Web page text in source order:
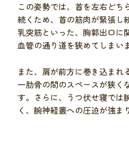
この姿勢では、首を左右どち
続くため、首の筋肉が緊張し
乳突筋といった、胸郭出口に
血管の通り道を狭めてしまい
また、肩が前方に巻き込ま
一肋骨の間のスペースが狭く
す。さらに、うつ伏せ寝では
く、腕神経叢への圧迫が強ま